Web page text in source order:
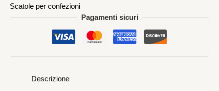
Scatole per confezioni
Pagamenti sicuri
Descrizione